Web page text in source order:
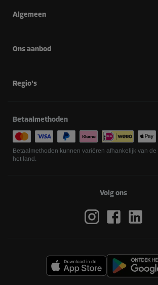
Algemeen
Ons aanbod
Regio's
Betaalmethoden
Betaalmethoden kunnen variëren afhankelijk van
het land.
Volg ons